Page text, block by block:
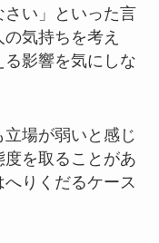
さい」といった言
気持ちを考え
影響を気にしな
場が弱いと感じ
を取ることがあ
りくだるケース